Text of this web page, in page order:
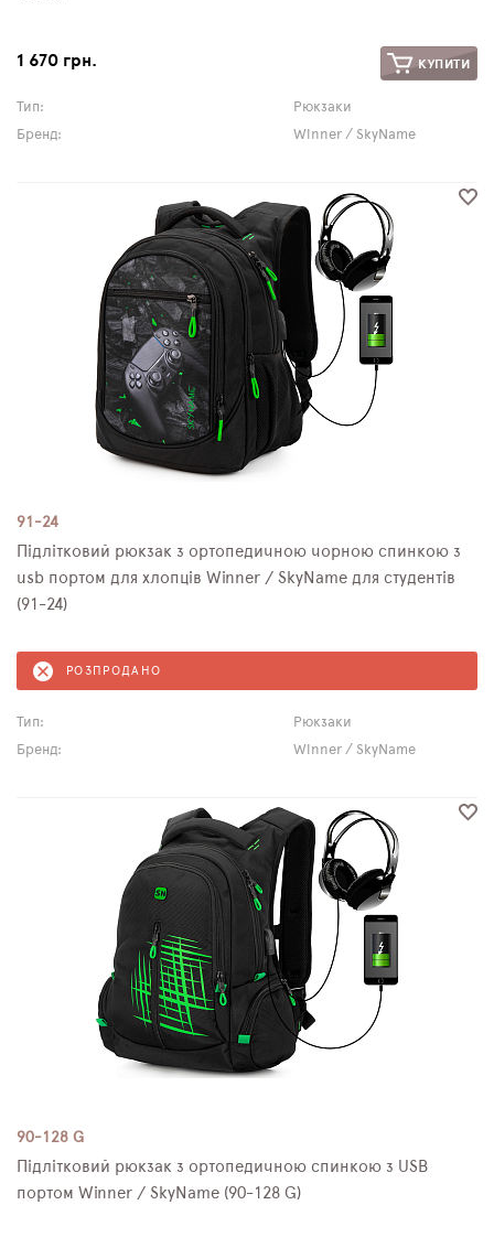
1 670 грн. КУПИТИ
Тип:
Рюкзаки
Бренд:
Winner / SkyName
91-24
Підлітковий рюкзак з ортопедичною чорною спинкою з
usb портом для хлопців Winner / SkyName для студентів
(91-24)
РОЗПРОДАНО
Тип:
Рюкзаки
Бренд:
Winner / SkyName
90-128 G
Підлітковий рюкзак з ортопедичною спинкою з USB
портом Winner / SkyName (90-128 G)